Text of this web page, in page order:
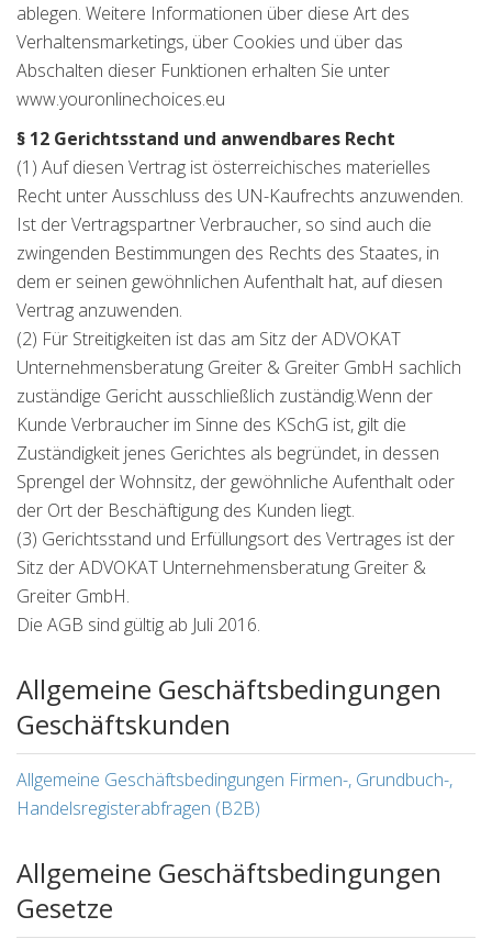
ablegen. Weitere Informationen über diese Art des
Verhaltensmarketings, über Cookies und über das
Abschalten dieser Funktionen erhalten Sie unter
www.youronlinechoices.eu
§ 12 Gerichtsstand und anwendbares Recht
(1) Auf diesen Vertrag ist österreichisches materielles
Recht unter Ausschluss des UN-Kaufrechts anzuwenden.
Ist der Vertragspartner Verbraucher, so sind auch die
zwingenden Bestimmungen des Rechts des Staates, in
dem er seinen gewöhnlichen Aufenthalt hat, auf diesen
Vertrag anzuwenden.
(2) Für Streitigkeiten ist das am Sitz der ADVOKAT
Unternehmensberatung Greiter & Greiter GmbH sachlich
zuständige Gericht ausschließlich zuständig.Wenn der
Kunde Verbraucher im Sinne des KSchG ist, gilt die
Zuständigkeit jenes Gerichtes als begründet, in dessen
Sprengel der Wohnsitz, der gewöhnliche Aufenthalt oder
der Ort der Beschäftigung des Kunden liegt.
(3) Gerichtsstand und Erfüllungsort des Vertrages ist der
Sitz der ADVOKAT Unternehmensberatung Greiter &
Greiter GmbH.
Die AGB sind gültig ab Juli 2016.
Allgemeine Geschäftsbedingungen
Geschäftskunden
Allgemeine Geschäftsbedingungen Firmen-, Grundbuch-,
Handelsregisterabfragen (B2B)
Allgemeine Geschäftsbedingungen
Gesetze